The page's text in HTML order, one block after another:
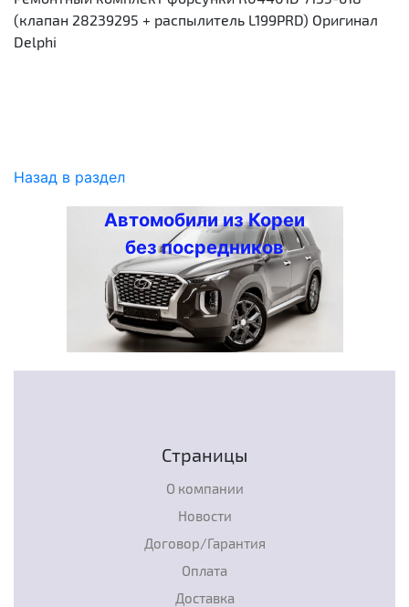
(клапан 28239295 + распылитель L199PRD) Оригинал
Delphi
Назад в раздел
Автомобили из Кореи
без посредников
Страницы
О компании
Новости
Договор/Гарантия
Оплата
Доставка